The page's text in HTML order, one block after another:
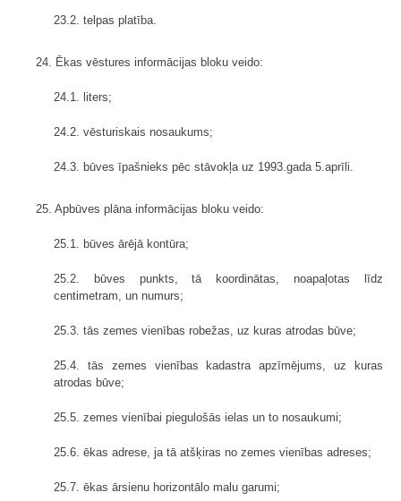
23.2. telpas platība.
24. Ēkas vēstures informācijas bloku veido:
24.1. liters;
24.2. vēsturiskais nosaukums;
24.3. būves īpašnieks pēc stāvokļa uz 1993.gada 5.aprīli.
25. Apbūves plāna informācijas bloku veido:
25.1. būves ārējā kontūra;
25.2. būves punkts, tā koordinātas, noapaļotas līdz
centimetram, un numurs;
25.3. tās zemes vienības robežas, uz kuras atrodas būve;
25.4. tās zemes vienības kadastra apzīmējums, uz kuras
atrodas būve;
25.5. zemes vienībai piegulošās ielas un to nosaukumi;
25.6. ēkas adrese, ja tā atšķiras no zemes vienības adreses;
25.7. ēkas ārsienu horizontālo malu garumi;